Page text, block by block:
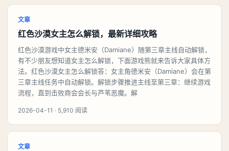
文章
红色沙漠女主怎么解锁，最新详细攻略
红色沙漠游戏中女主德米安（Damiane）随第三章主线自动解锁，
有不少朋友想知道女主怎么解锁，下面游戏熊就来告诉大家具体方
法。红色沙漠女主怎么解锁答：女主角德米安（Damiane）会在第
三章主线任务中自动解锁。解锁步骤推进主线至第三章：继续游戏
流程，直到击败商会会长与芦苇恶魔。解
2026-04-11 · 5,910 阅读
文章